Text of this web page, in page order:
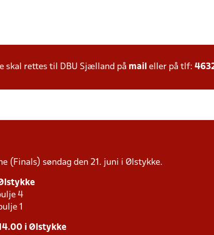
skal rettes til DBU Sjælland på mail eller på tlf:
(Finals) søndag den 21. juni i Ølstykke.
4
1
i Ølstykke